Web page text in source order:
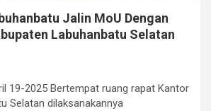
Jalin MoU Dengan
Labuhanbatu Selatan
19-2025 Bertempat ruang rapat Kantor
Selatan dilaksanakannya